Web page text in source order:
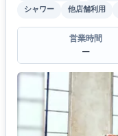
シャワー
他店舗利用
営業時間
ー